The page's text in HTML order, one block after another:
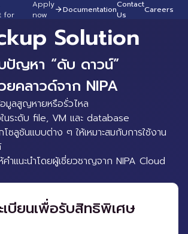
for
Apply
now
DocumentationContact
Us
Careers
Solution
ปัญหา “ดับ ดาวน์”
ยคลาวด์จาก NIPA
มูลสูญหายหรือรั่วไหล
นระดับ file, VM และ database
โซลูชันแบบต่าง ๆ ให้เหมาะสมกับการใช้งาน
ห้คำแนะนำโดยผู้เชี่ยวชาญจาก NIPA Cloud
เบียนเพื่อรับสิทธิพิเศษ